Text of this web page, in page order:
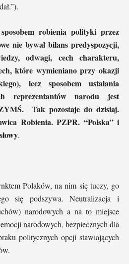
robienia polityki przez
nie bywał bilans predyspozycji,
odwagi, cech charakteru,
które wymieniano przy okazji
lecz sposobem ustalania
reprezentantów narodu jest
Tak pozostaje do dzisiaj.
Robienia. PZPR. “Polska” i
.
Polaków, na nim się tuczy, go
się podszywa. Neutralizacja i
narodowych a na to miejsce
narodowych, bezpiecznych dla
politycznych opcji stawiających